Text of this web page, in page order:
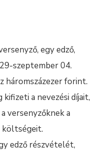
egy edző,
szeptember 04.
háromszázezer forint.
a nevezési díjait,
versenyzőknek a
költségeit.
edző részvételét,